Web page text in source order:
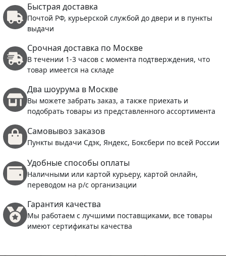
Быстрая доставка
Почтой РФ, курьерской службой до двери и в пункты
выдачи
Срочная доставка по Москве
В течении 1-3 часов с момента подтверждения, что
товар имеется на складе
Два шоурума в Москве
Вы можете забрать заказ, а также приехать и
подобрать товары из представленного ассортимента
Самовывоз заказов
Пункты выдачи Сдэк, Яндекс, Боксбери по всей России
Удобные способы оплаты
Наличными или картой курьеру, картой онлайн,
переводом на р/с организации
Гарантия качества
Мы работаем с лучшими поставщиками, все товары
имеют сертификаты качества